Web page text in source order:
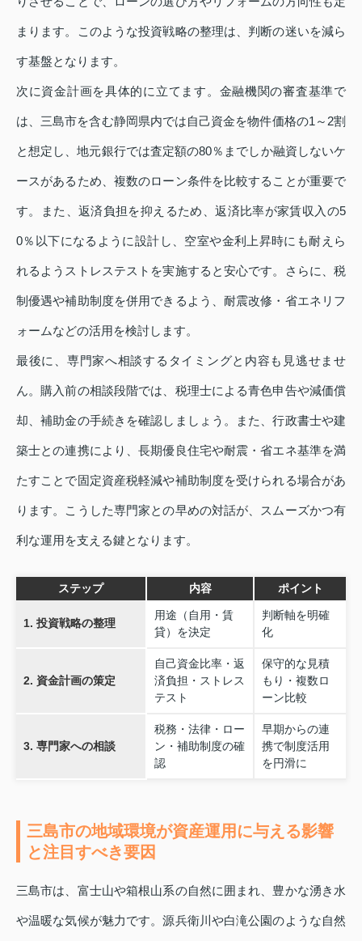
まります。このような投資戦略の整理は、判断の迷いを減ら
す基盤となります。
次に資金計画を具体的に立てます。金融機関の審査基準で
は、三島市を含む静岡県内では自己資金を物件価格の1～2割
と想定し、地元銀行では査定額の80％までしか融資しないケ
ースがあるため、複数のローン条件を比較することが重要で
す。また、返済負担を抑えるため、返済比率が家賃収入の5
0％以下になるように設計し、空室や金利上昇時にも耐えら
れるようストレステストを実施すると安心です。さらに、税
制優遇や補助制度を併用できるよう、耐震改修・省エネリフ
ォームなどの活用を検討します。
最後に、専門家へ相談するタイミングと内容も見逃せませ
ん。購入前の相談段階では、税理士による青色申告や減価償
却、補助金の手続きを確認しましょう。また、行政書士や建
築士との連携により、長期優良住宅や耐震・省エネ基準を満
たすことで固定資産税軽減や補助制度を受けられる場合があ
ります。こうした専門家との早めの対話が、スムーズかつ有
利な運用を支える鍵となります。
ステップ 内容 ポイント
1. 投資戦略の整理
用途（自用・賃
貸）を決定
判断軸を明確
化
2. 資金計画の策定
自己資金比率・返
済負担・ストレス
テスト
保守的な見積
もり・複数ロ
ーン比較
3. 専門家への相談
税務・法律・ロー
ン・補助制度の確
認
早期からの連
携で制度活用
を円滑に
三島市の地域環境が資産運用に与える影響
と注目すべき要因
三島市は、富士山や箱根山系の自然に囲まれ、豊かな湧き水
や温暖な気候が魅力です。源兵衛川や白滝公園のような自然